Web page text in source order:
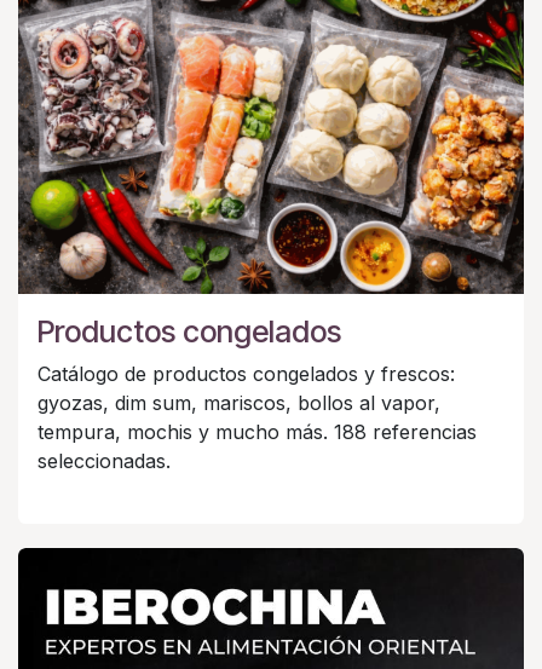
Productos congelados
Catálogo de productos congelados y frescos:
gyozas, dim sum, mariscos, bollos al vapor,
tempura, mochis y mucho más. 188 referencias
seleccionadas.